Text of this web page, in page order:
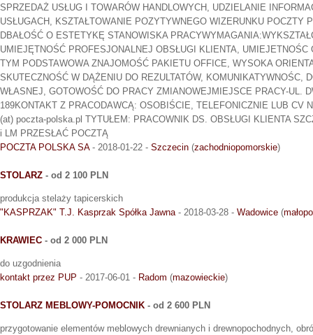
SPRZEDAŻ USŁUG I TOWARÓW HANDLOWYCH, UDZIELANIE
USŁUGACH, KSZTAŁTOWANIE POZYTYWNEGO WIZERUNKU POCZTY
DBAŁOŚĆ O ESTETYKĘ STANOWISKA
UMIEJĘTNOŚĆ PROFESJONALNEJ OBSŁUGI KLIENTA, UMIEJETNOŚC
TYM PODSTAWOWA ZNAJOMOŚĆ PAKIETU OFFICE, WYSOKA
SKUTECZNOŚĆ W DĄŻENIU DO REZULTATÓW, KOMUNIKATYWNOŚC,
WŁASNEJ, GOTOWOŚĆ DO PRACY ZMIANOWEJMIEJSCE PRACY-UL.
189KONTAKT Z PRACODAWCĄ: OSOBIŚCIE, TELEFONICZNIE LUB CV
(at) poczta-polska.pl TYTUŁEM: PRACOWNIK DS. OBSŁUGI KLIENTA
i LM PRZESŁAĆ POCZTĄ
POCZTA POLSKA SA- 2018-01-22 - Szczecin (zachodniopomorskie)
STOLARZ - od 2 100 PLN
produkcja stelaży tapicerskich
"KASPRZAK" T.J. Kasprzak Spółka Jawna- 2018-03-28 - Wadowice (
KRAWIEC - od 2 000 PLN
do uzgodnienia
kontakt przez PUP - 2017-06-01 - Radom (mazowieckie)
STOLARZ MEBLOWY-POMOCNIK - od 2 600 PLN
przygotowanie elementów meblowych drewnianych i drewnopochodnych,